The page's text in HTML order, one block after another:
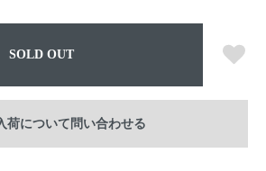
SOLD OUT
荷について問い合わせる